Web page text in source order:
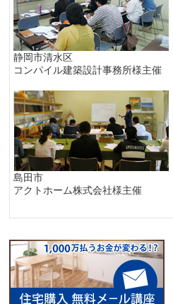
静岡市清水区
コンパイル建築設計事務所様主催
島田市
アクトホーム株式会社様主催